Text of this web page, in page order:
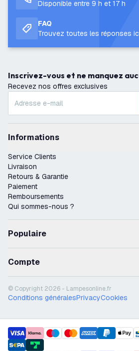
Disponible entre 9 h et 17 h
FAQ
Trouvez toutes les réponses
Inscrivez-vous et ne manquez
Recevez nos offres exclusives
Informations
Service Clients
Livraison
Retours & Garantie
Paiement
Remboursements
Qui sommes-nous ?
Populaire
Compte
© Copyright 2026 - Lampesonline.fr
Conditions généralesPrivacyCookies
payment methods